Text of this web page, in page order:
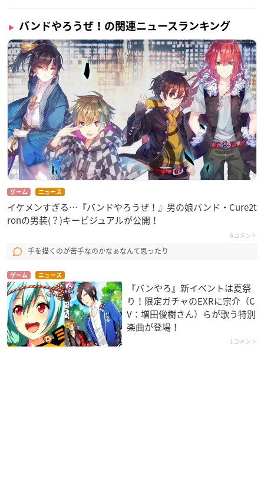
バンドやろうぜ！の関連ニュースランキング
ゲーム ニュース
イケメンすぎる…『バンドやろうぜ！』男の娘バンド・Cure2t
ronの男装(？)キービジュアルが公開！
6コメント
手を描くのが苦手なのかなぁなんて思ったり
ゲーム ニュース
『バンやろ』新イベントは夏祭
り！限定ガチャのEXRに宗介（C
V：増田俊樹さん）らが歌う特別
楽曲が登場！
1コメント